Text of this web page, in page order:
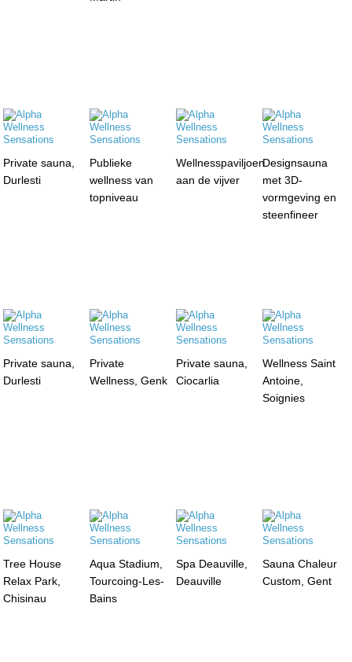
Private sauna,
Durlesti
Publieke
wellness van
topniveau
Wellnesspaviljoen
aan de vijver
Designsauna
met 3D-
vormgeving en
steenfineer
Private sauna,
Durlesti
Private
Wellness, Genk
Private sauna,
Ciocarlia
Wellness Saint
Antoine,
Soignies
Tree House
Relax Park,
Chisinau
Aqua Stadium,
Tourcoing-Les-
Bains
Spa Deauville,
Deauville
Sauna Chaleur
Custom, Gent